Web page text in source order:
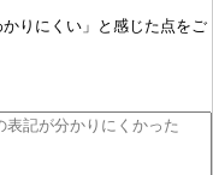
りにくい」と感じた点をご